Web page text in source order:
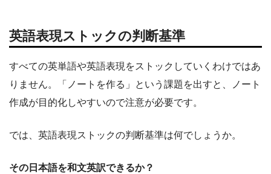
英語表現ストックの判断基準
すべての英単語や英語表現をストックしていくわけではあ
りません。「ノートを作る」という課題を出すと、ノート
作成が目的化しやすいので注意が必要です。
では、英語表現ストックの判断基準は何でしょうか。
その日本語を和文英訳できるか？